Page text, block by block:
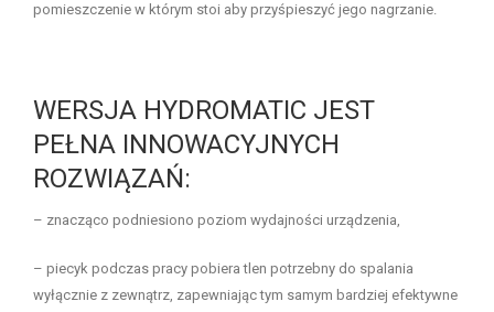
pomieszczenie w którym stoi aby przyśpieszyć jego nagrzanie.
WERSJA HYDROMATIC JEST
PEŁNA INNOWACYJNYCH
ROZWIĄZAŃ:
– znacząco podniesiono poziom wydajności urządzenia,
– piecyk podczas pracy pobiera tlen potrzebny do spalania
wyłącznie z zewnątrz, zapewniając tym samym bardziej efektywne